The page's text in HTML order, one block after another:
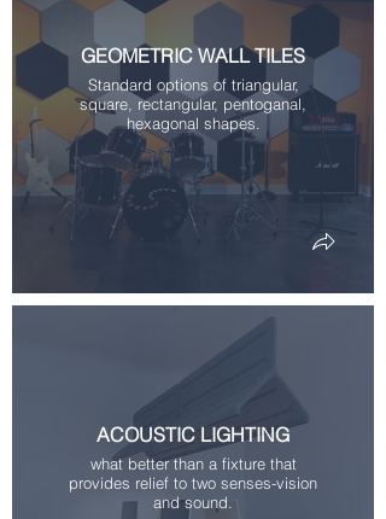
GEOMETRIC WALL TILES
Standard options of triangular,
square, rectangular, pentoganal,
hexagonal shapes.
ACOUSTIC LIGHTING
what better than a fixture that
provides relief to two senses-vision
and sound.